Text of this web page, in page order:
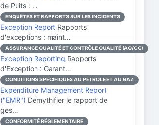
de Puits : …
ENQUÊTES ET RAPPORTS SUR LES INCIDENTS
Exception Report Rapports
d'exceptions : maint…
ASSURANCE QUALITÉ ET CONTRÔLE QUALITÉ (AQ/CQ)
Exception Reporting Rapports
d'Exception : Garant…
CONDITIONS SPÉCIFIQUES AU PÉTROLE ET AU GAZ
Expenditure Management Report
("EMR") Démythifier le rapport de
ges…
CONFORMITÉ RÉGLEMENTAIRE